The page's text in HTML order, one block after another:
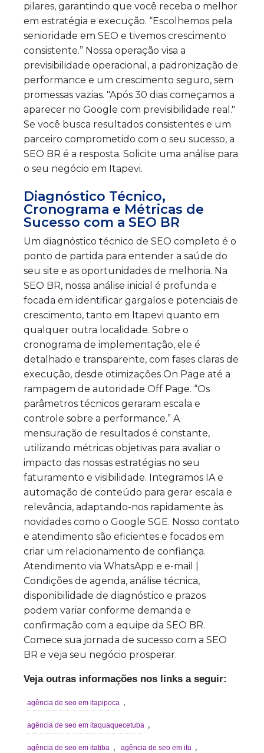
pilares, garantindo que você receba o melhor
em estratégia e execução. “Escolhemos pela
senioridade em SEO e tivemos crescimento
consistente.” Nossa operação visa a
previsibilidade operacional, a padronização de
performance e um crescimento seguro, sem
promessas vazias. "Após 30 dias começamos a
aparecer no Google com previsibilidade real."
Se você busca resultados consistentes e um
parceiro comprometido com o seu sucesso, a
SEO BR é a resposta. Solicite uma análise para
o seu negócio em Itapevi.
Diagnóstico Técnico,
Cronograma e Métricas de
Sucesso com a SEO BR
Um diagnóstico técnico de SEO completo é o
ponto de partida para entender a saúde do
seu site e as oportunidades de melhoria. Na
SEO BR, nossa análise inicial é profunda e
focada em identificar gargalos e potenciais de
crescimento, tanto em Itapevi quanto em
qualquer outra localidade. Sobre o
cronograma de implementação, ele é
detalhado e transparente, com fases claras de
execução, desde otimizações On Page até a
rampagem de autoridade Off Page. “Os
parâmetros técnicos geraram escala e
controle sobre a performance.” A
mensuração de resultados é constante,
utilizando métricas objetivas para avaliar o
impacto das nossas estratégias no seu
faturamento e visibilidade. Integramos IA e
automação de conteúdo para gerar escala e
relevância, adaptando-nos rapidamente às
novidades como o Google SGE. Nosso contato
e atendimento são eficientes e focados em
criar um relacionamento de confiança.
Atendimento via WhatsApp e e-mail |
Condições de agenda, análise técnica,
disponibilidade de diagnóstico e prazos
podem variar conforme demanda e
confirmação com a equipe da SEO BR.
Comece sua jornada de sucesso com a SEO
BR e veja seu negócio prosperar.
Veja outras informações nos links a seguir:
agência de seo em itapipoca ,
agência de seo em itaquaquecetuba ,
agência de seo em itatiba , agência de seo em itu ,